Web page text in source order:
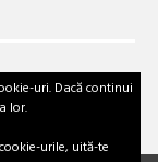
uri. Dacă continui
lor.
urile, uită-te